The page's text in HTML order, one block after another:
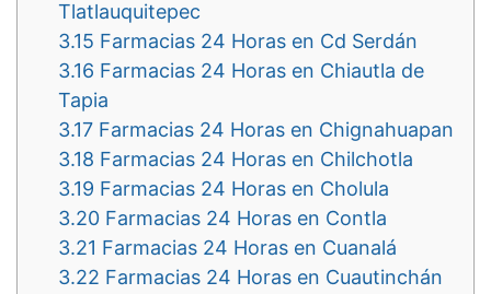
Tlatlauquitepec
3.15 Farmacias 24 Horas en Cd Serdán
3.16 Farmacias 24 Horas en Chiautla de
Tapia
3.17 Farmacias 24 Horas en Chignahuapan
3.18 Farmacias 24 Horas en Chilchotla
3.19 Farmacias 24 Horas en Cholula
3.20 Farmacias 24 Horas en Contla
3.21 Farmacias 24 Horas en Cuanalá
3.22 Farmacias 24 Horas en Cuautinchán